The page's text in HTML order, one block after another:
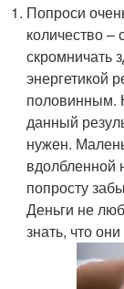
Попроси
количество
скромничать
энергетикой
половинным.
данный
нужен.
вдолбленной
попросту
Деньги не
знать, что